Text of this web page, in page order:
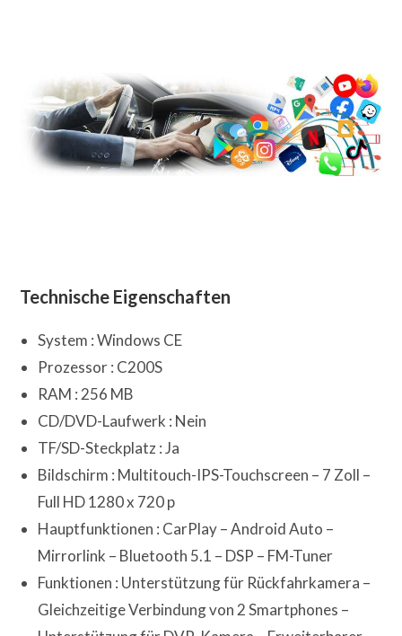
Technische Eigenschaften
System : Windows CE
Prozessor : C200S
RAM : 256 MB
CD/DVD-Laufwerk : Nein
TF/SD-Steckplatz : Ja
Bildschirm : Multitouch-IPS-Touchscreen – 7 Zoll –
Full HD 1280 x 720 p
Hauptfunktionen : CarPlay – Android Auto –
Mirrorlink – Bluetooth 5.1 – DSP – FM-Tuner
Funktionen : Unterstützung für Rückfahrkamera –
Gleichzeitige Verbindung von 2 Smartphones –